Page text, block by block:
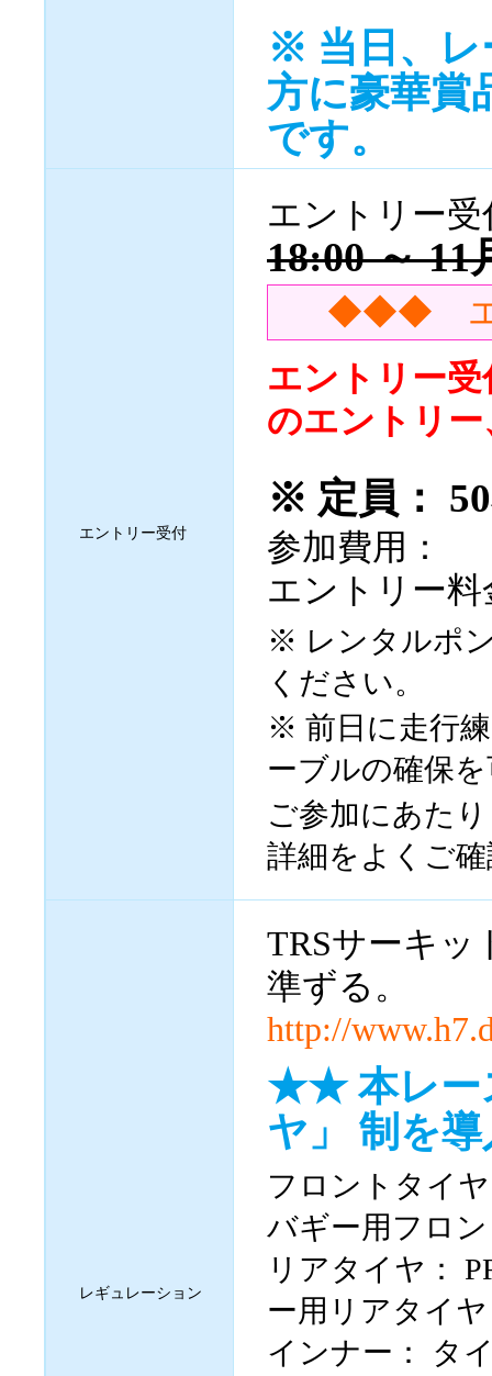
※ 当日、レ
方に豪華賞
です。
エントリー受付
エントリー
18:00 ～ 11
◆◆◆ エ
エントリー
のエントリ
※ 定員：
参加費用：
エントリー料
※ レンタルポ
ください。
※ 前日に走行
ーブルの確保
ご参加にあた
詳細をよくご
レギュレーション
TRSサーキ
準ずる。
http://
★★ 本レー
ヤ」 制を
フロントタイ
バギー用フロ
リアタイヤ：
ー用リアタイヤ
インナー： タ